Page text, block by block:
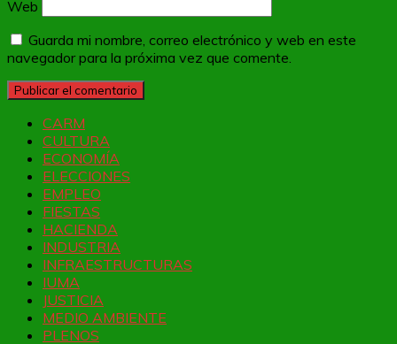
Web
Guarda mi nombre, correo electrónico y web en este
navegador para la próxima vez que comente.
CARM
CULTURA
ECONOMÍA
ELECCIONES
EMPLEO
FIESTAS
HACIENDA
INDUSTRIA
INFRAESTRUCTURAS
IUMA
JUSTICIA
MEDIO AMBIENTE
PLENOS